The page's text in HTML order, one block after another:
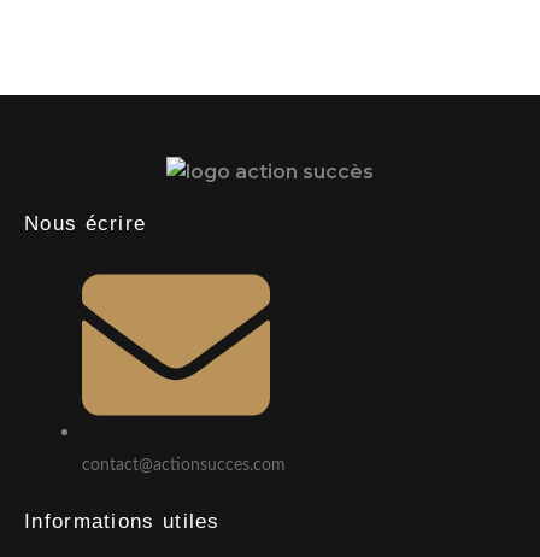
Nous écrire
contact@actionsucces.com
Informations utiles